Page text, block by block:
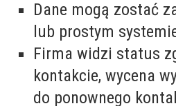
Dane mogą zostać
lub prostym
Firma widzi status
kontakcie, wycena
do ponownego